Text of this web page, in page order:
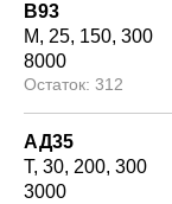
В93
М
25 150 300
8000
312
АД35
Т 30 200 300
3000